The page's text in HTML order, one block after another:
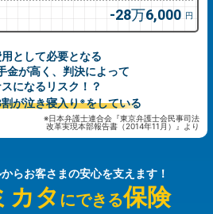
28万6,000 円
として必要となる
金が高く、判決によって
になるリスク！？
が泣き寝入り※をしている
※日本弁護士連合会『東京弁護士会民事司法
改革実現本部報告書（2014年11月）』より
らお客さまの安心を支えます！
カタ にできる保険